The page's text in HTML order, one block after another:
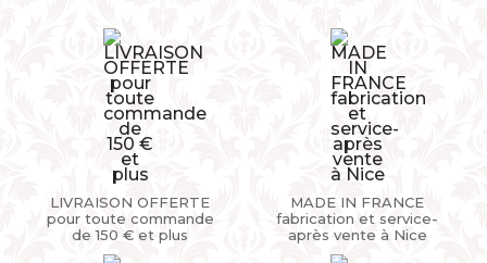
LIVRAISON OFFERTE
pour toute commande
de 150 € et plus
MADE IN FRANCE
fabrication et service-
après vente à Nice